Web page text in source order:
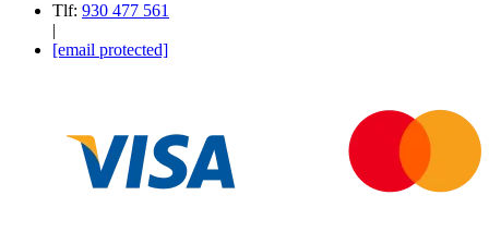
Tlf: 930 477 561
|
[email protected]